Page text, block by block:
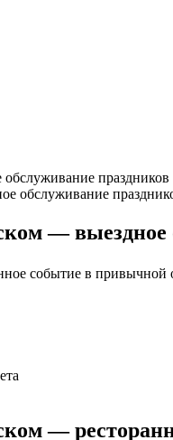
праздников
— выездное
событие в привычной
—